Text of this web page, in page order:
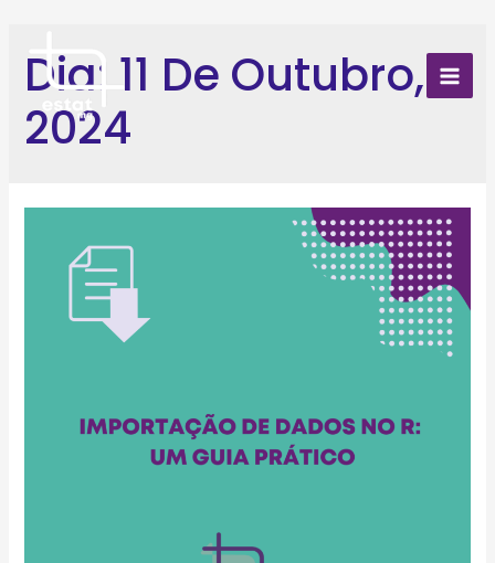
contentDia: 11 De Outubro,
2024